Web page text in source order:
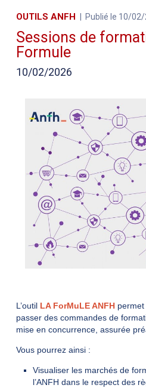
OUTILS ANFH Publié le 10/
Sessions de
Formule
10/02/2026
L’outil LA ForMuLE ANFH
passer des commandes de
mise en concurrence, assurée
Vous pourrez ainsi :
Visualiser les marchés de
l’ANFH dans le respect des